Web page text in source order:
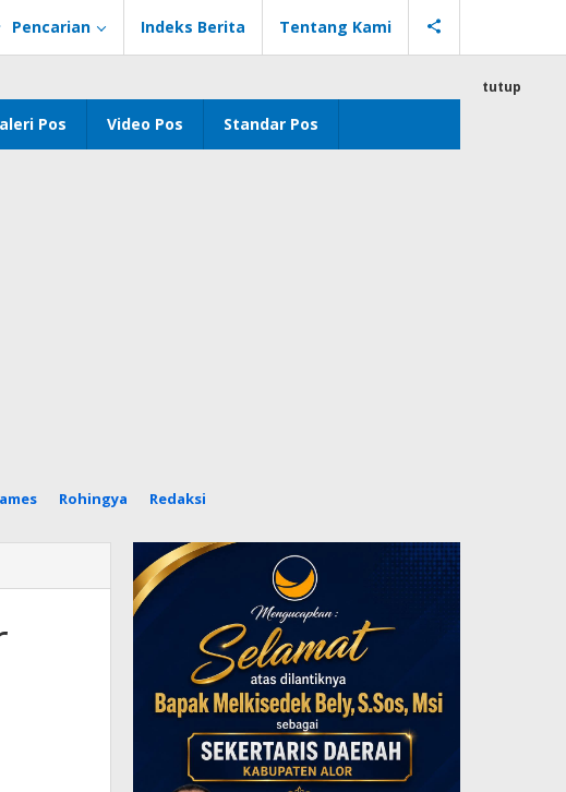
Pencarian Indeks Berita Tentang Kami
Pos Video Pos Standar Pos
Rohingya Redaksi
tutup